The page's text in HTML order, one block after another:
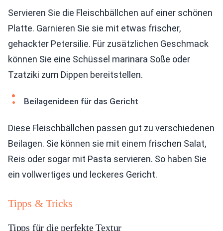
Servieren Sie die Fleischbällchen auf einer schönen
Platte. Garnieren Sie sie mit etwas frischer,
gehackter Petersilie. Für zusätzlichen Geschmack
können Sie eine Schüssel marinara Soße oder
Tzatziki zum Dippen bereitstellen.
Beilagenideen für das Gericht
Diese Fleischbällchen passen gut zu verschiedenen
Beilagen. Sie können sie mit einem frischen Salat,
Reis oder sogar mit Pasta servieren. So haben Sie
ein vollwertiges und leckeres Gericht.
Tipps & Tricks
Tipps für die perfekte Textur